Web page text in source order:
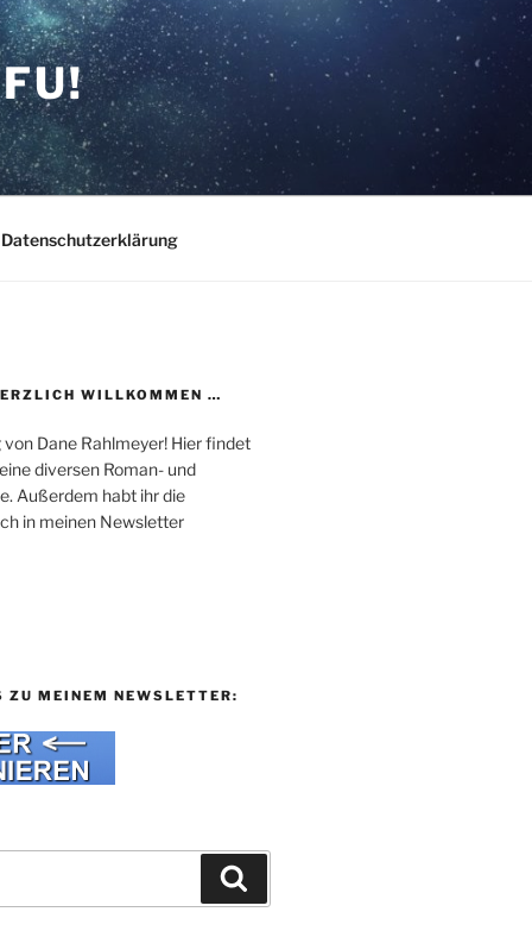
Datenschutzerklärung
WILLKOMMEN …
Dane Rahlmeyer! Hier findet
diversen Roman- und
Außerdem habt ihr die
in meinen Newsletter
ZU MEINEM NEWSLETTER: